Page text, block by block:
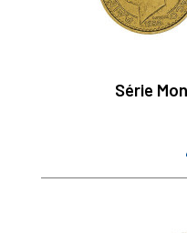
Série